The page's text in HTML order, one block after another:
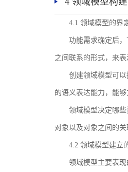
4.1 领域模型的界
功能需求确定后
之间联系的形式，来
创建领域模型可
的语义表达能力，能
领域模型决定哪
对象以及对象之间的
4.2 领域模型建立
领域模型主要表